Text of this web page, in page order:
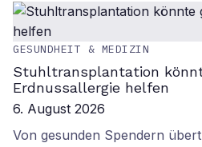
GESUNDHEIT & MEDIZIN
Stuhltransplantation
Erdnussallergie helfen
6. August 2026
Von gesunden Spendern